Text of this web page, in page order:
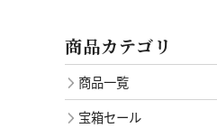
商品カテゴリ
商品一覧
宝箱セール